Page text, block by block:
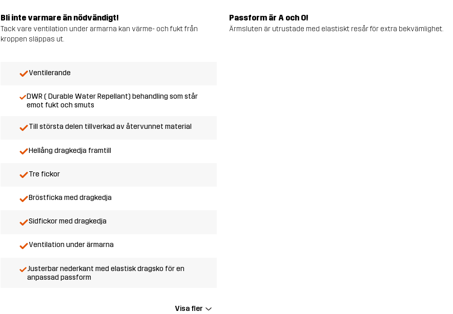
Bli inte varmare än nödvändigt!
Tack vare ventilation under armarna kan värme- och fukt från
kroppen släppas ut.
Passform är A och O!
Ärmsluten är utrustade med elastiskt resår för extra bekvämlighet.
Ventilerande
DWR ( Durable Water Repellant) behandling som står
emot fukt och smuts
Till största delen tillverkad av återvunnet material
Hellång dragkedja framtill
Tre fickor
Bröstficka med dragkedja
Sidfickor med dragkedja
Ventilation under ärmarna
Justerbar nederkant med elastisk dragsko för en
anpassad passform
Visa fler